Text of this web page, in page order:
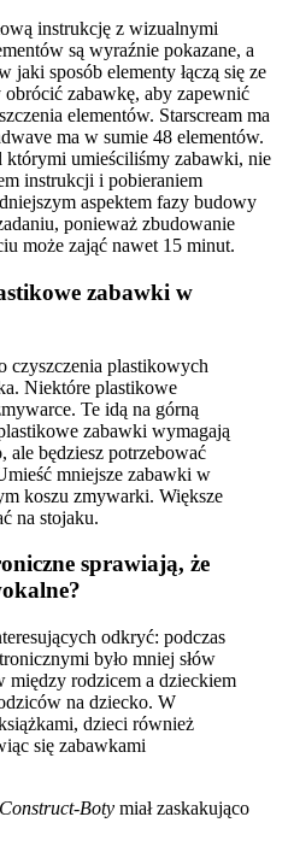
instrukcję z wizualnymi
są wyraźnie pokazane, a
jaki sposób elementy łączą się ze
zabawkę, aby zapewnić
elementów. Starscream ma
ma w sumie 48 elementów.
którymi umieściliśmy zabawki, nie
instrukcji i pobieraniem
aspektem fazy budowy
ponieważ zbudowanie
może zająć nawet 15 minut.
zabawki w
plastikowych
Niektóre plastikowe
Te idą na górną
zabawki wymagają
ale będziesz potrzebować
mniejsze zabawki w
koszu zmywarki. Większe
na stojaku.
sprawiają, że
odkryć: podczas
było mniej słów
między rodzicem a dzieckiem
na dziecko. W
dzieci również
się zabawkami
Construct-Boty miał zaskakująco